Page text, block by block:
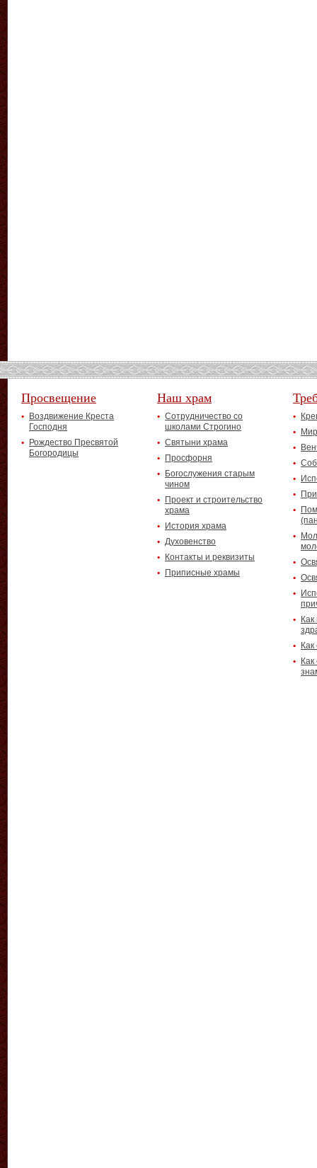
Просвещение
Воздвижение Креста
Господня
Рождество Пресвятой
Богородицы
Наш храм
Сотрудничество со
школами Строгино
Святыни храма
Просфорня
Богослужения старым
чином
Проект и строительство
храма
История храма
Духовенство
Контакты и реквизиты
Приписные храмы
Как